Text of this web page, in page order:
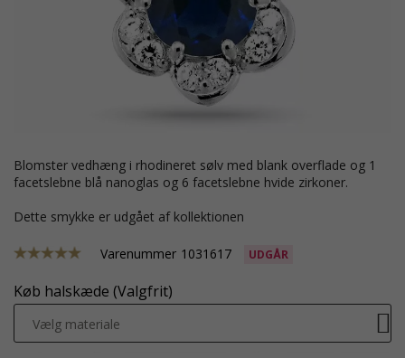
blomster vedhæng i rhodineret sølv med blank overflade og 1
facetslebne blå nanoglas og 6 facetslebne hvide zirkoner.
Dette smykke er udgået af kollektionen
Varenummer 1031617 UDGÅR
Køb halskæde (Valgfrit)
Vælg materiale